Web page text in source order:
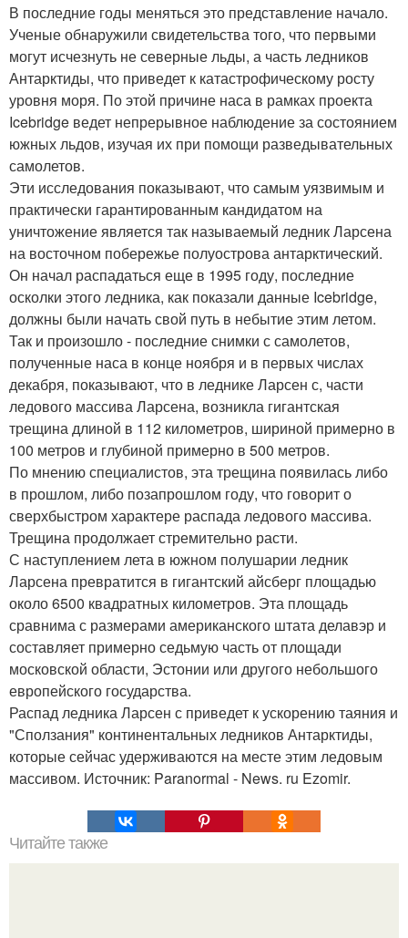
В последние годы меняться это представление начало.
Ученые обнаружили свидетельства того, что первыми
могут исчезнуть не северные льды, а часть ледников
Антарктиды, что приведет к катастрофическому росту
уровня моря. По этой причине наса в рамках проекта
Icebridge ведет непрерывное наблюдение за состоянием
южных льдов, изучая их при помощи разведывательных
самолетов.
Эти исследования показывают, что самым уязвимым и
практически гарантированным кандидатом на
уничтожение является так называемый ледник Ларсена
на восточном побережье полуострова антарктический.
Он начал распадаться еще в 1995 году, последние
осколки этого ледника, как показали данные Icebridge,
должны были начать свой путь в небытие этим летом.
Так и произошло - последние снимки с самолетов,
полученные наса в конце ноября и в первых числах
декабря, показывают, что в леднике Ларсен с, части
ледового массива Ларсена, возникла гигантская
трещина длиной в 112 километров, шириной примерно в
100 метров и глубиной примерно в 500 метров.
По мнению специалистов, эта трещина появилась либо
в прошлом, либо позапрошлом году, что говорит о
сверхбыстром характере распада ледового массива.
Трещина продолжает стремительно расти.
С наступлением лета в южном полушарии ледник
Ларсена превратится в гигантский айсберг площадью
около 6500 квадратных километров. Эта площадь
сравнима с размерами американского штата делавэр и
составляет примерно седьмую часть от площади
московской области, Эстонии или другого небольшого
европейского государства.
Распад ледника Ларсен с приведет к ускорению таяния и
"Сползания" континентальных ледников Антарктиды,
которые сейчас удерживаются на месте этим ледовым
массивом. Источник: Paranormal - News. ru Ezomir.
Читайте также